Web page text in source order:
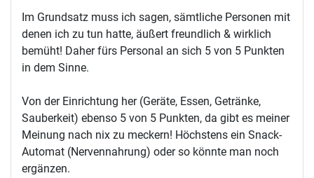
Im Grundsatz muss ich sagen, sämtliche Personen mit
denen ich zu tun hatte, äußert freundlich & wirklich
bemüht! Daher fürs Personal an sich 5 von 5 Punkten
in dem Sinne.
Von der Einrichtung her (Geräte, Essen, Getränke,
Sauberkeit) ebenso 5 von 5 Punkten, da gibt es meiner
Meinung nach nix zu meckern! Höchstens ein Snack-
Automat (Nervennahrung) oder so könnte man noch
ergänzen.